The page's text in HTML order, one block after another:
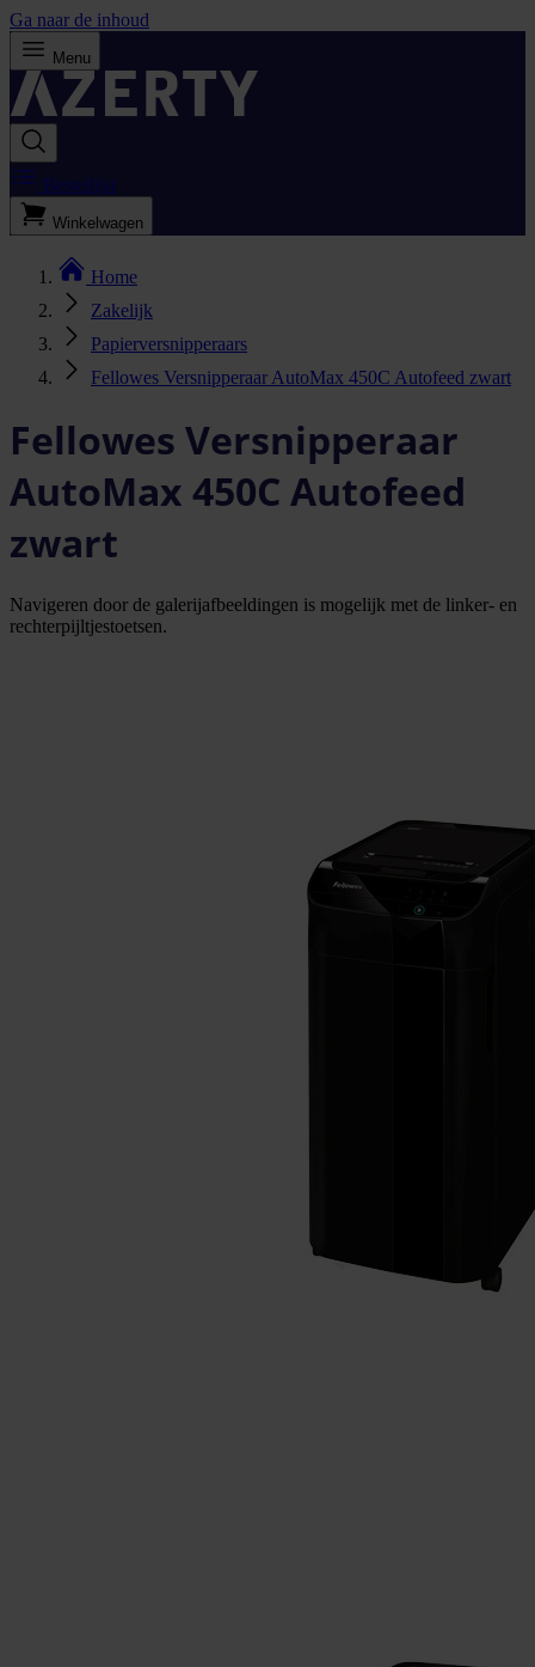
Ga naar de inhoud
Menu
Bestellijst
Winkelwagen
Home
Zakelijk
Papierversnipperaars
Fellowes Versnipperaar AutoMax 450C Autofeed zwart
Fellowes Versnipperaar
AutoMax 450C Autofeed
zwart
Navigeren door de galerijafbeeldingen is mogelijk met de linker- en
rechterpijltjestoetsen.